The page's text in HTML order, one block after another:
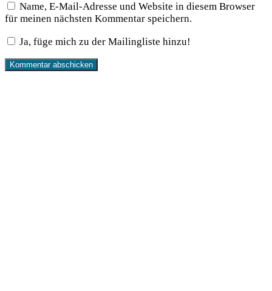
Name, E-Mail-Adresse und Website in diesem Browser
für meinen nächsten Kommentar speichern.
Ja, füge mich zu der Mailingliste hinzu!